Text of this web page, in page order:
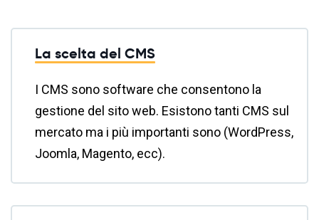
La scelta del CMS
I CMS sono software che consentono la
gestione del sito web. Esistono tanti CMS sul
mercato ma i più importanti sono (WordPress,
Joomla, Magento, ecc).